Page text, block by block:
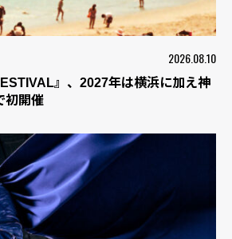
2026.08.10
』、2027年は横浜に加え神
初開催